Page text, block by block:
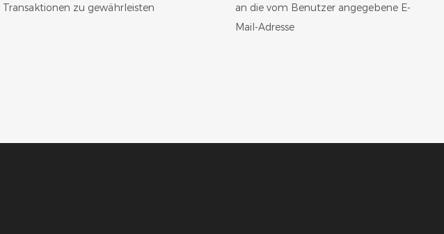
Transaktionen zu gewährleisten
an die vom Benutzer angegebene E-
Mail-Adresse